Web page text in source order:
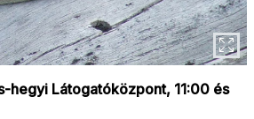
hegyi Látogatóközpont, 11:00 és